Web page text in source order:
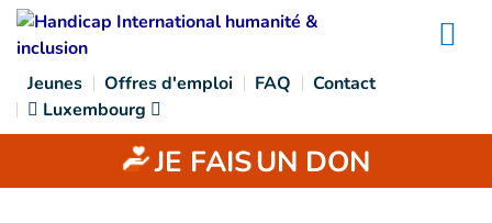
Goto main content
Jeunes Offres d'emploi FAQ
Contact
Luxembourg
JE FAISUN DON